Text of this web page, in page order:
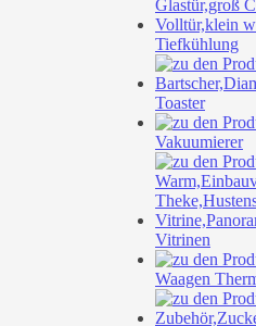
Tiefkühlung
Toaster
Vakuumierer
Vitrinen
Waagen